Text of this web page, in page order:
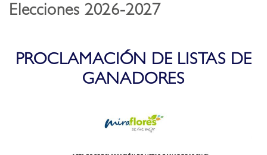
Elecciones 2026-2027
PROCLAMACIÓN DE LISTAS DE
GANADORES